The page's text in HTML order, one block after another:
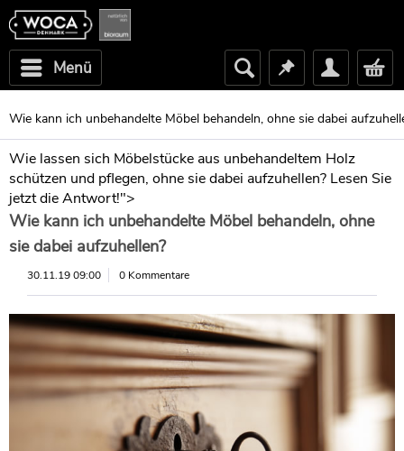
Menü
Wie kann ich unbehandelte Möbel behandeln, ohne sie dabei
Wie lassen sich Möbelstücke aus unbehandeltem Holz
schützen und pflegen, ohne sie dabei aufzuhellen? Lesen Sie
jetzt die Antwort!">
Wie kann ich unbehandelte Möbel behandeln, ohne
sie dabei aufzuhellen?
30.11.19 09:00 0 Kommentare